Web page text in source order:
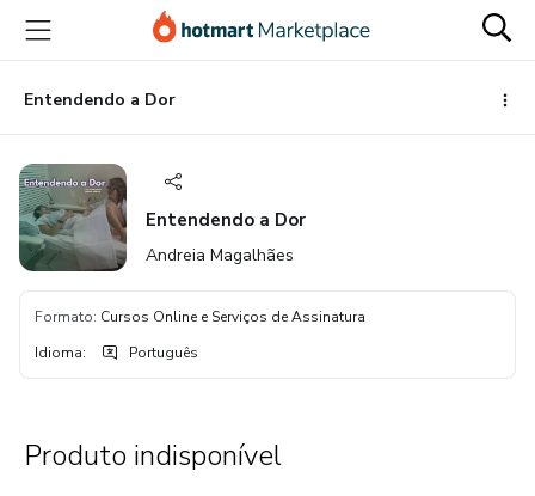
para
conteúdo
principal
para
pagamento
para
rodapé
Entendendo a Dor
Entendendo a Dor
Andreia Magalhães
Formato: Cursos Online e Serviços de Assinatura
Idioma: Português
Produto indisponível